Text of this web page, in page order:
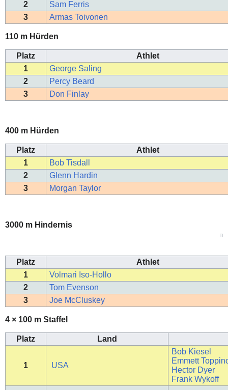
2
Sam Ferris
3
Armas Toivonen
110 m Hürden
Platz
Athlet
1
George Saling
2
Percy Beard
3
Don Finlay
400 m Hürden
Platz
Athlet
1
Bob Tisdall
2
Glenn Hardin
3
Morgan Taylor
3000 m Hindernis
Platz
Athlet
1
Volmari Iso-Hollo
2
Tom Evenson
3
Joe McCluskey
4 × 100 m Staffel
Platz Land
1 USA
Bob Kiesel
Emmett
Hector Dyer
Frank Wykoff